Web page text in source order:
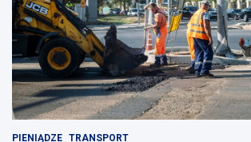
PIENIĄDZE TRANSPORT